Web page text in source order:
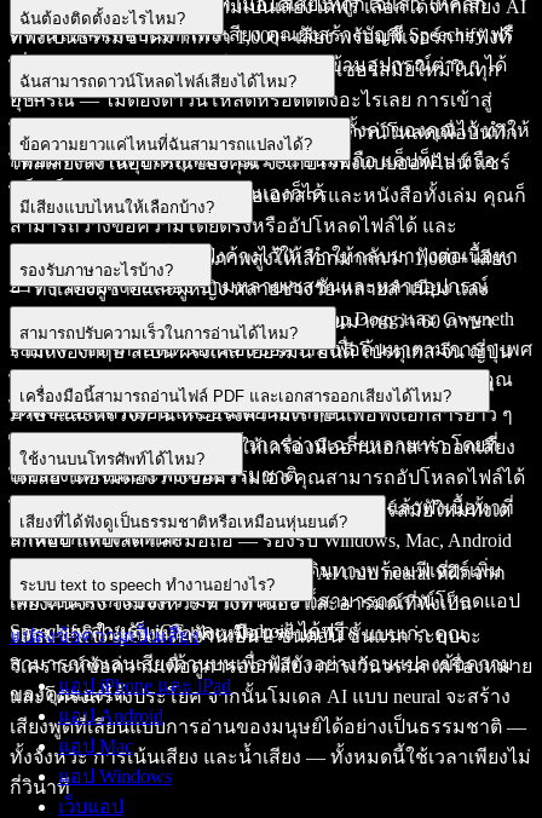
ดาวน์โหลดเพื่อบันทึกไฟล์เสียง คุณยังสร้างบัญชี Speechify ฟรี
เพื่อบันทึกเอกสารและซิงค์คลังของคุณข้ามอุปกรณ์ต่าง ๆ ได้
ด้วย
ใช่ — คุณเริ่มแปลงข้อความเป็นเสียงได้ฟรี เลือกได้จากเสียง AI
ที่ฟังเป็นธรรมชาติมากกว่า 1,000+ เสียง พร้อมฟีเจอร์การฟังที่
ฉันต้องติดตั้งอะไรไหม?
ไม่จำเป็น เครื่องมือนี้ใช้งานได้บนเบราว์เซอร์สมัยใหม่ในทุก
อุปกรณ์ — ไม่ต้องดาวน์โหลดหรือติดตั้งอะไรเลย การเข้าสู่
ระบบจะช่วยบันทึกเอกสาร เสียง และการตั้งค่าของคุณไว้ ทำให้
กลับมาใช้งานต่อได้ทุกเมื่อ ไม่ว่าจะบนมือถือ แล็ปท็อป หรือ
ฉันสามารถดาวน์โหลดไฟล์เสียงได้ไหม?
ได้ เมื่อแปลงข้อความเสร็จแล้ว ให้กดปุ่มดาวน์โหลดเพื่อบันทึก
ไฟล์เสียงลงในอุปกรณ์ของคุณ จะเก็บไว้ฟังแบบออฟไลน์ แชร์
ต่อ หรือใช้ในโปรเจกต์ของคุณเองก็ได้
ข้อความยาวแค่ไหนที่ฉันสามารถแปลงได้?
ไม่ว่าจะเป็นข้อความสั้น ๆ หรือเอกสารและหนังสือทั้งเล่ม คุณก็
สามารถวางข้อความโดยตรงหรืออัปโหลดไฟล์ได้ และ
Speechify จะจำจุดที่คุณฟังค้างไว้ให้ ทำให้กลับมาฟังต่อเนื้อหา
ยาว ๆ ได้อย่างต่อเนื่อง ข้ามหลายเซสชันและหลายอุปกรณ์
มีเสียงแบบไหนให้เลือกบ้าง?
เครื่องมือนี้มีเสียง AI คุณภาพสูงให้เลือกมากกว่า 1,000+ เสียง
— ทั้งเสียงผู้ชายและผู้หญิง หลายช่วงวัย หลายสำเนียง และ
หลายสไตล์ รวมถึงเสียงคนดังอย่าง Snoop Dogg และ Gwyneth
Paltrow ใช้ตัวกรองเหนือกล่องข้อความเพื่อค้นหาตามภาษา เพศ
และอายุได้ และยังฟังตัวอย่างเสียงก่อนแปลงข้อความของคุณ
ได้ด้วย
รองรับภาษาอะไรบ้าง?
คุณสามารถแปลงข้อความเป็นเสียงได้ในมากกว่า 60 ภาษา
รวมถึงอังกฤษ สเปน ฝรั่งเศส เยอรมัน ฮินดี โปรตุเกส จีน ญี่ปุ่น
และอาหรับ พร้อมสำเนียงให้เลือกหลากหลาย เช่น อเมริกัน
บริติช ออสเตรเลียน และอินเดียนอังกฤษ
สามารถปรับความเร็วในการอ่านได้ไหม?
ได้ ใช้ตัวเลือกความเร็วเพื่อปรับให้เสียงอ่านช้าลงสำหรับฝึก
ภาษาและตรวจทาน หรือเร่งความเร็วขึ้นเพื่อฟังเอกสารยาว ๆ
ได้ — เร็วได้มากกว่าความเร็วการอ่านเฉลี่ยหลายเท่า โดยที่
เสียงยังชัดเจนและฟังเป็นธรรมชาติ
เครื่องมือนี้สามารถอ่านไฟล์ PDF และเอกสารออกเสียงได้ไหม?
ได้ คลิก “อัปโหลดไฟล์” เพื่อให้เครื่องมืออ่านเอกสารออกเสียง
ได้เลย โดยไม่ต้องวางข้อความเอง คุณสามารถอัปโหลดไฟล์ได้
หลายฟอร์แมต เช่น PDF, DOCX, TXT, EPUB แล้วฟังเนื้อหาที่
อ่านออกเสียงได้ทันที
ใช้งานบนโทรศัพท์ได้ไหม?
ได้ เครื่องมือออนไลน์นี้ใช้งานได้บนเบราว์เซอร์สมัยใหม่ทั้งเด
สก์ท็อป แท็บเล็ต และมือถือ — รองรับ Windows, Mac, Android
และ iPhone หากต้องการฟังระหว่างเดินทางพร้อมฟีเจอร์เพิ่ม
เติม เช่น สแกนข้อความจากหนังสือ ก็สามารถดาวน์โหลดแอป
Speechify สำหรับ iOS และ Android ได้ฟรี
เสียงที่ได้ฟังดูเป็นธรรมชาติหรือเหมือนหุ่นยนต์?
เสียงของ Speechify พัฒนาด้วยโมเดล AI แบบ neural ที่ฝึกจาก
เสียงคนจริง จึงมีจังหวะ ท่วงทำนอง และอารมณ์ที่ฟังเป็น
ธรรมชาติ ไม่แข็งหรือฟังเหมือนระบบ TTS แบบเก่า คุณ
สามารถกดเล่นเสียงด้านบนเพื่อฟังตัวอย่างก่อนแปลงข้อความ
ของคุณเองได้
ระบบ text to speech ทำงานอย่างไร?
ระบบ text to speech ทำงานเป็น 2 ขั้นตอน ขั้นแรก ระบบจะ
วิเคราะห์ข้อความเพื่อดูการออกเสียง การเว้นวรรค เครื่องหมาย
และโครงสร้างประโยค จากนั้นโมเดล AI แบบ neural จะสร้าง
เสียงพูดที่เลียนแบบการอ่านของมนุษย์ได้อย่างเป็นธรรมชาติ —
ทั้งจังหวะ การเน้นเสียง และน้ำเสียง — ทั้งหมดนี้ใช้เวลาเพียงไม่
กี่วินาที
แปลงข้อความเป็นเสียง
แอป iPhone และ iPad
แอป Android
แอป Mac
แอป Windows
เว็บแอป